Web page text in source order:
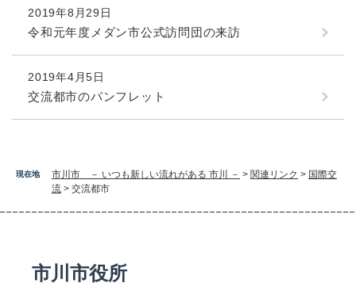
現在地 市川市 － いつも新しい流れがある 市川 － > 関連リンク > 国際交
流 > 交流都市
2019年8月29日
令和元年度メダン市公式訪問団の来訪
2019年4月5日
交流都市のパンフレット
市川市役所